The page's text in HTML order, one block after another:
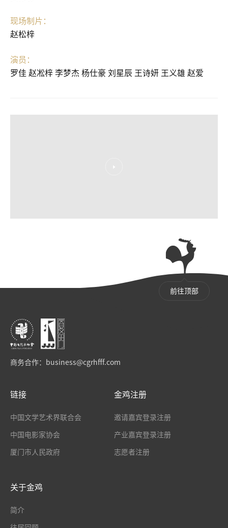
现场制片：
赵松梓
演员：
罗佳 赵凇梓 李梦杰 杨仕豪 刘星辰 王诗妍 王义雄 赵爱
前往顶部
商务合作： business@cgrhfff.com
链接
中国文学艺术界联合会
中国电影家协会
厦门市人民政府
金鸡注册
邀请嘉宾登录注册
产业嘉宾登录注册
志愿者注册
关于金鸡
简介